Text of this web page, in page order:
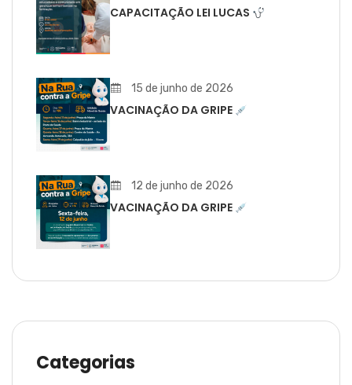
CAPACITAÇÃO LEI LUCAS
15 de junho de 2026
VACINAÇÃO DA GRIPE
12 de junho de 2026
VACINAÇÃO DA GRIPE
Categorias